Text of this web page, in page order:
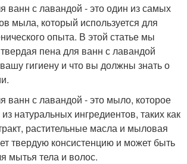
ванн с лавандой - это один из самых
мыла, который используется для
опыта. В этой статье мы
пена для ванн с лавандой
гигиену и что вы должны знать о
ванн с лавандой - это мыло, которое
натуральных ингредиентов, таких как
растительные масла и мыловая
твердую консистенцию и может быть
мытья тела и волос.